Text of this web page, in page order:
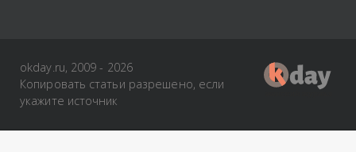
okday.ru, 2009 - 2026
Копировать статьи разрешено, если
укажите источник